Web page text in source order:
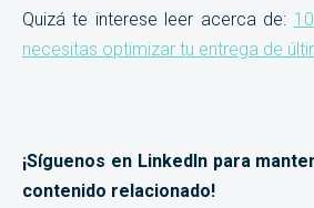
Quizá te interese leer acerca de:
necesitas optimizar tu entrega de
¡Síguenos en LinkedIn para
contenido relacionado!